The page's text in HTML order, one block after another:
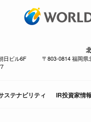
日ビル6F
〒803-0814 福岡県
ステナビリティ IR投資家情報